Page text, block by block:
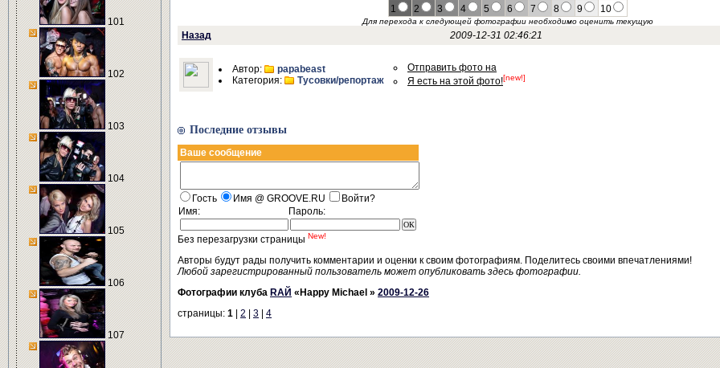
101
102
103
104
105
106
107
1
2 3 4 5 6 7 8 9 10
Для перехода к следующей фотографии необходимо оценить текущую
Назад 2009-12-31 02:46:21
Автор:
papabeast
Категория:
Тусовки/репортаж
Отправить фото на
Я есть на этой фото![new!]
Последние отзывы
Ваше сообщение
Гость Имя @ GROOVE.RU
Войти?
Имя:
Пароль:
Без перезагрузки страницы New!
Авторы будут рады получить комментарии и оценки к своим фотографиям. Поделитесь своими впечатлениями!
Любой зарегистрированный пользователь может опубликовать здесь фотографии.
Фотографии клуба RAЙ «Happy Michael » 2009-12-26
страницы: 1 2 3 4